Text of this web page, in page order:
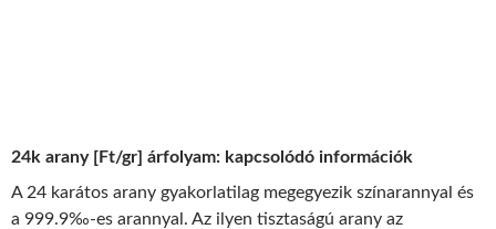
24k arany [Ft/gr] árfolyam: kapcsolódó információk
A 24 karátos arany gyakorlatilag megegyezik színarannyal és
a 999.9‰-es arannyal. Az ilyen tisztaságú arany az